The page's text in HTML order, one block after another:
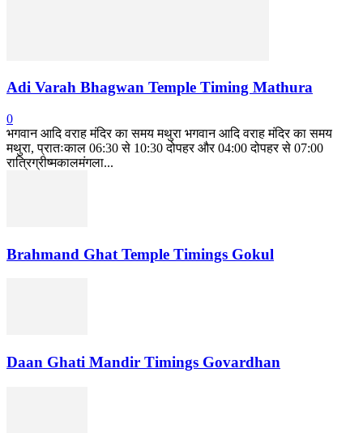
Adi Varah Bhagwan Temple Timing Mathura
0
भगवान आदि वराह मंदिर का समय मथुरा भगवान आदि वराह मंदिर का समय
मथुरा, प्रातःकाल 06:30 से 10:30 दोपहर और 04:00 दोपहर से 07:00
रात्रिग्रीष्मकालमंगला...
Brahmand Ghat Temple Timings Gokul
Daan Ghati Mandir Timings Govardhan